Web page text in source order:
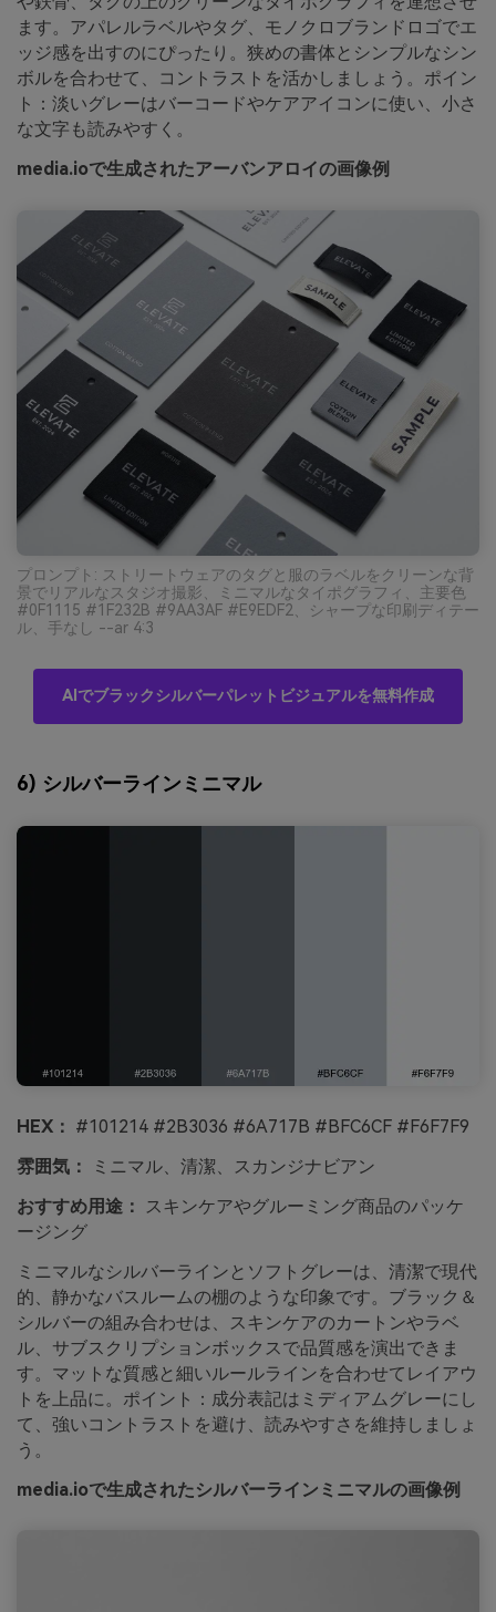
ます。アパレルラベルやタグ、モノクロブランドロゴでエ
ッジ感を出すのにぴったり。狭めの書体とシンプルなシン
ボルを合わせて、コントラストを活かしましょう。ポイン
ト：淡いグレーはバーコードやケアアイコンに使い、小さ
な文字も読みやすく。
media.ioで生成されたアーバンアロイの画像例
プロンプト: ストリートウェアのタグと服のラベルをクリーンな背
景でリアルなスタジオ撮影、ミニマルなタイポグラフィ、主要色
#0F1115 #1F232B #9AA3AF #E9EDF2、シャープな印刷ディテー
ル、手なし --ar 4:3
AIでブラックシルバーパレットビジュアルを無料作成
6) シルバーラインミニマル
HEX： #101214 #2B3036 #6A717B #BFC6CF #F6F7F9
雰囲気：
ミニマル、清潔、スカンジナビアン
おすすめ用途： スキンケアやグルーミング商品のパッケ
ージング
ミニマルなシルバーラインとソフトグレーは、清潔で現代
的、静かなバスルームの棚のような印象です。ブラック＆
シルバーの組み合わせは、スキンケアのカートンやラベ
ル、サブスクリプションボックスで品質感を演出できま
す。マットな質感と細いルールラインを合わせてレイアウ
トを上品に。ポイント：成分表記はミディアムグレーにし
て、強いコントラストを避け、読みやすさを維持しましょ
う。
media.ioで生成されたシルバーラインミニマルの画像例